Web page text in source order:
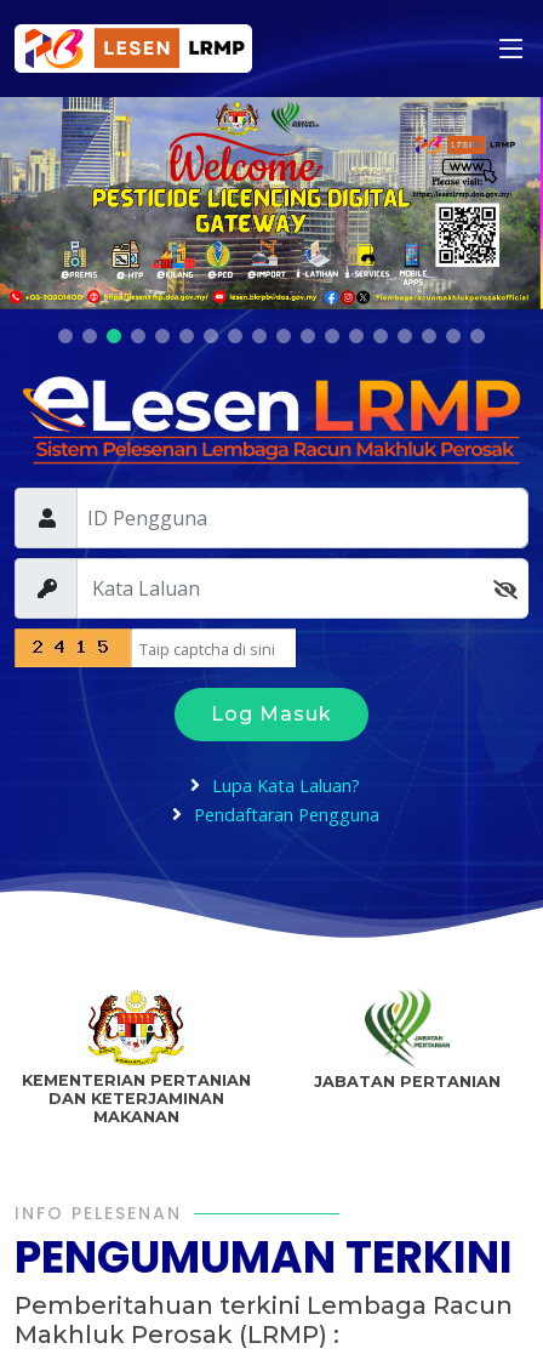
Log Masuk
Lupa Kata Laluan?
Pendaftaran Pengguna
KEMENTERIAN PERTANIAN
DAN KETERJAMINAN
MAKANAN
JABATAN PERTANIAN
INFO PELESENAN
PENGUMUMAN TERKINI
Pemberitahuan terkini Lembaga Racun
Makhluk Perosak (LRMP) :